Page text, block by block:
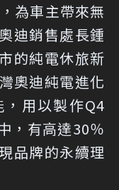
為車主帶來無
迪銷售處長鍾
的純電休旅新
奧迪純電進化
用以製作Q4
，有高達30％
品牌的永續理